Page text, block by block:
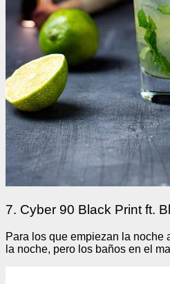
7. Cyber 90 Black Print ft.
Para los que empiezan la noche
la noche, pero los baños en el